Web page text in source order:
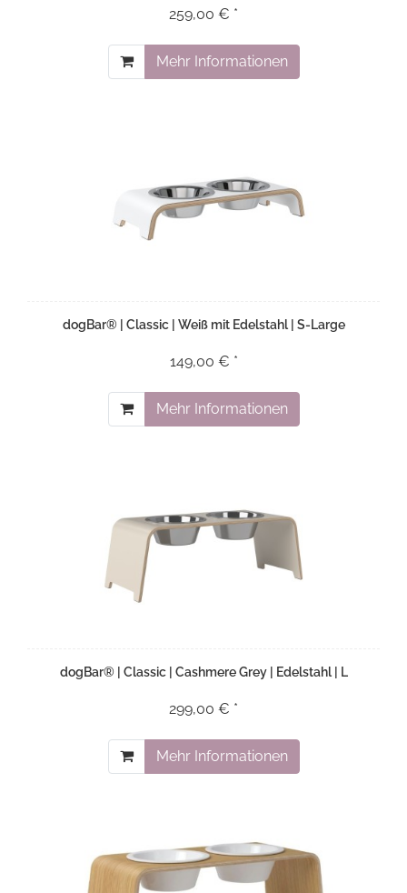
259,00 € *
Mehr Informationen
dogBar® | Classic | Weiß mit Edelstahl | S-Large
149,00 € *
Mehr Informationen
dogBar® | Classic | Cashmere Grey | Edelstahl | L
299,00 € *
Mehr Informationen